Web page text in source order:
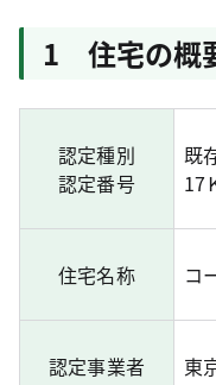
1 住宅の概
認定種別
認定番号
既
17
住宅名称 コ
認定事業者 東